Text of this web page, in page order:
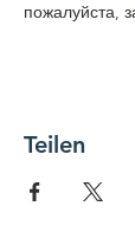
пожалуйста,
Teilen